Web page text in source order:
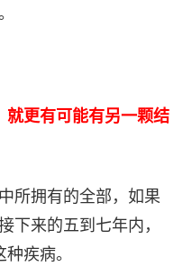
就更有可能有另一颗结
所拥有的全部，如果
下来的五到七年内，
疾病。